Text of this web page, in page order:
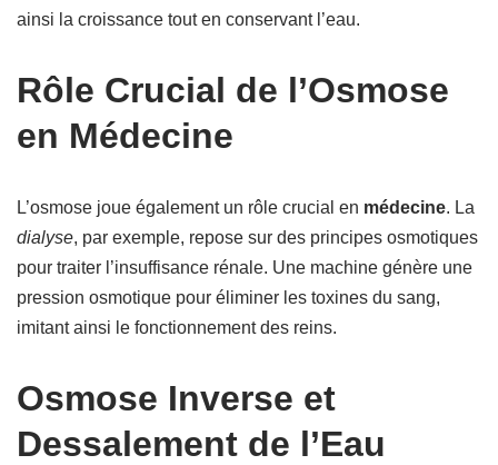
ainsi la croissance tout en conservant l’eau.
Rôle Crucial de l’Osmose
en Médecine
L’osmose joue également un rôle crucial en médecine. La
dialyse, par exemple, repose sur des principes osmotiques
pour traiter l’insuffisance rénale. Une machine génère une
pression osmotique pour éliminer les toxines du sang,
imitant ainsi le fonctionnement des reins.
Osmose Inverse et
Dessalement de l’Eau